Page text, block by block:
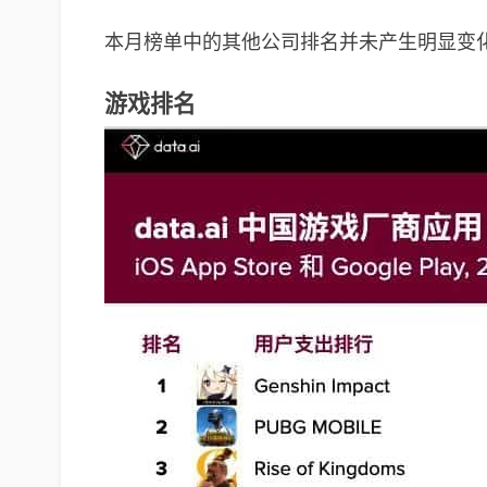
本月榜单中的其他公司排名并未产生明显变
游戏排名